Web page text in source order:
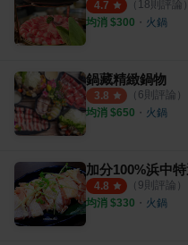
4.7 （ 18則評論）
均消 $300 ・ 火鍋
鍋藏精緻鍋物
3.8 （ 6則評論）
均消 $650 ・ 火鍋
4.8 （ 9則評論）
均消 $330 ・ 火鍋